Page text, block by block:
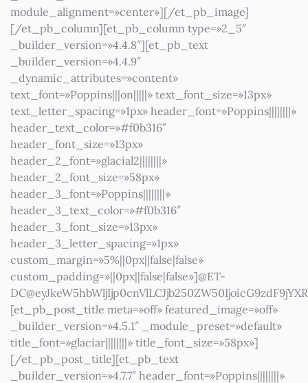
module_alignment=»center»][/et_pb_image]
[/et_pb_column][et_pb_column type=»2_5″
_builder_version=»4.4.8″][et_pb_text
_builder_version=»4.4.9″
_dynamic_attributes=»content»
text_font=»Poppins|||on|||||» text_font_size=»13px»
text_letter_spacing=»1px» header_font=»Poppins||||||||»
header_text_color=»#f0b316″
header_font_size=»13px»
header_2_font=»glacial2||||||||»
header_2_font_size=»58px»
header_3_font=»Poppins||||||||»
header_3_text_color=»#f0b316″
header_3_font_size=»13px»
header_3_letter_spacing=»1px»
custom_margin=»5%||0px||false|false»
custom_padding=»||0px||false|false»]@ET-
[et_pb_post_title meta=»off» featured_image=»off»
_builder_version=»4.5.1″ _module_preset=»default»
title_font=»glaciar||||||||» title_font_size=»58px»]
[/et_pb_post_title][et_pb_text
_builder_version=»4.7.7″ header_font=»Poppins||||||||»